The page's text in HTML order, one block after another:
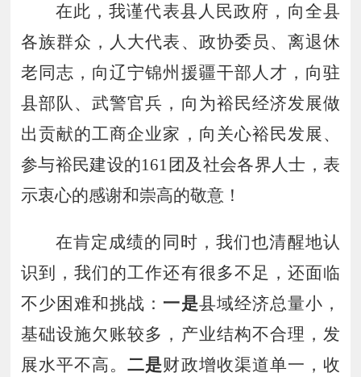
在此，我谨代表县人民政府，向全县
各族群众，人大代表、政协委员、离退休
老同志，向辽宁锦州援疆干部人才，向驻
县部队、武警官兵，向为裕民经济发展做
出贡献的工商企业家，向关心裕民发展、
参与裕民建设的161 团及社会各界 人士 ，表
示衷心的感谢和崇高的敬意！
在肯定成绩的同时，我们也清醒地认
识到，我们的工作还有很多不足，还面临
不少困难和挑战： 一是县域经济总量小，
基础设施欠账较多，产业结构不合理，发
展水平不高。二是财政增收渠道单一，收